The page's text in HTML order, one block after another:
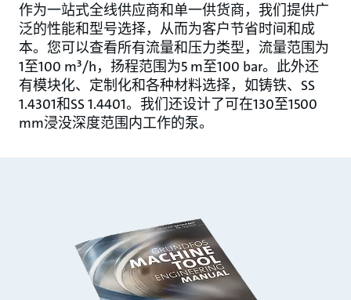
作为一站式全线供应商和单一供货商，我们提供广
泛的性能和型号选择，从而为客户节省时间和成
本。您可以查看所有流量和压力类型，流量范围为
1至100 m³/h，扬程范围为5 m至100 bar。此外还
有模块化、定制化和各种材料选择，如铸铁、SS
1.4301和SS 1.4401。我们还设计了可在130至1500
mm浸没深度范围内工作的泵。